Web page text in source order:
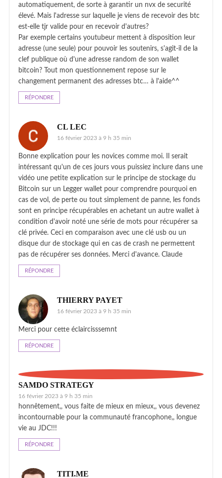
automatiquement, de sorte à garantir un nvx de securité
élevé. Mais l'adresse sur laquelle je viens de recevoir des btc
est-elle tjr valide pour en recevoir d'autres?
Par exemple certains youtubeur mettent à disposition leur
adresse (une seule) pour pouvoir les soutenirs, s'agit-il de la
clef publique où d'une adresse random de son wallet
bitcoin? Tout mon questionnement repose sur le
changement permanent des adresses btc… à l'aide^^
RÉPONDRE
CL LEC
16 février 2023 à 9 h 35 min
Bonne explication pour les novices comme moi. Il serait
intéressant qu'un de ces jours vous puissiez inclure dans une
vidéo une petite explication sur le principe de stockage du
Bitcoin sur un Legger wallet pour comprendre pourquoi en
cas de vol, de perte ou tout simplement de panne, les fonds
sont en principe récupérables en achetant un autre wallet à
condition d'avoir noté une série de mots pour récupérer sa
clé privée. Ceci en comparaison avec une clé usb ou un
disque dur de stockage qui en cas de crash ne permettent
pas de récupérer ses données. Merci d'avance. Claude
RÉPONDRE
THIERRY PAYET
16 février 2023 à 9 h 35 min
Merci pour cette éclaircisssemnt
RÉPONDRE
SAMDO STRATEGY
16 février 2023 à 9 h 35 min
honnêtement,, vous faite de mieux en mieux,, vous devenez
incontournable pour la communauté francophone,, longue
vie au JDC!!!
RÉPONDRE
TITI.ME